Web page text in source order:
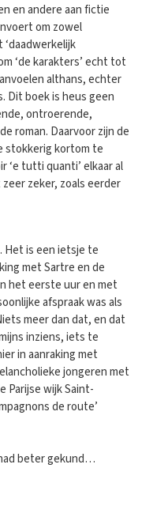
en andere aan fictie
om zowel
‘daadwerkelijk
‘de karakters’ echt tot
althans, echter
Dit boek is heus geen
ontroerende,
roman. Daarvoor zijn de
stokkerig kortom te
‘e tutti quanti’ elkaar al
zeker, zoals eerder
Het is een ietsje te
met Sartre en de
het eerste uur en met
afspraak was als
meer dan dat, en dat
inziens, iets te
in aanraking met
jongeren met
Parijse wijk Saint-
de route’
beter gekund…